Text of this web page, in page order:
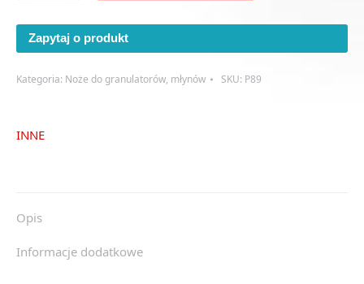
(P89)
Zapytaj o produkt
Kategoria: Noże do granulatorów, młynów SKU: P89
INNE
Opis
Informacje dodatkowe